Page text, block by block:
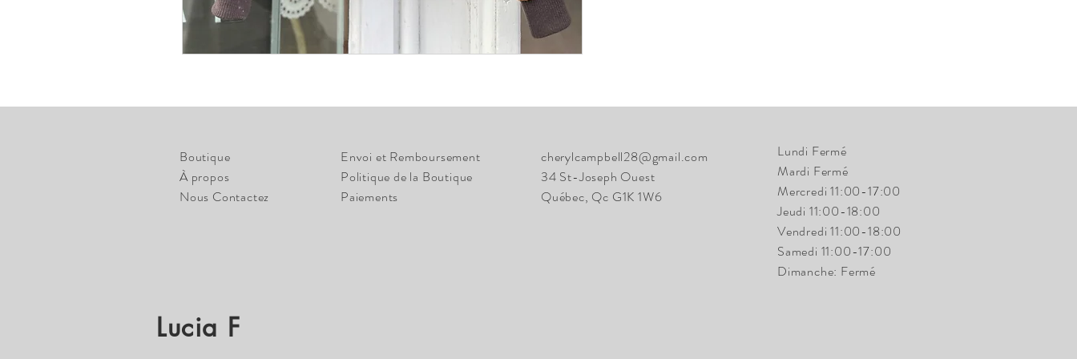
Boutique
À propos
Nous Contactez
Envoi et Remboursement
Politique de la Boutique
Paiements
cherylcampbell28@gmail.com
34 St-Joseph Ouest
Québec, Qc G1K 1W6
Lundi Fermé
Mardi Fermé
Mercredi 11:00-17:00
Jeudi 11:00-18:00
Vendredi 11:00-18:00
Samedi 11:00-17:00
Dimanche: Fermé
Lucia F